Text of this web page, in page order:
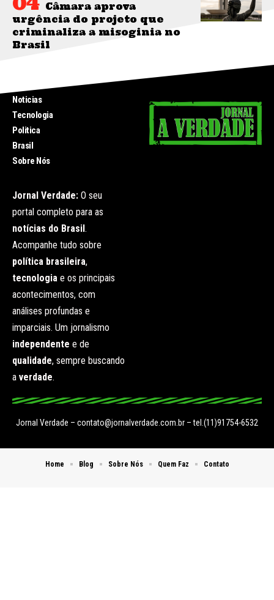
Câmara aprova
urgência do projeto que
criminaliza a misoginia no
Brasil
Noticias
Tecnologia
Politica
Brasil
Sobre Nós
Jornal Verdade: O seu
portal completo para as
notícias do Brasil .
Acompanhe tudo sobre
política brasileira,
tecnologia e os principais
acontecimentos, com
análises profundas e
imparciais. Um jornalismo
independente e de
qualidade, sempre buscando
a verdade.
Jornal Verdade – contato@jornalverdade.com.br – tel.(11)91754-6532
Home Blog Sobre Nós Quem Faz Contato